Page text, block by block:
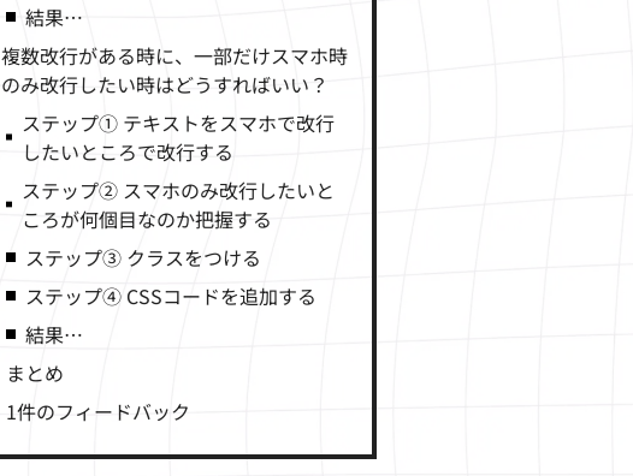
結果…
複数改行がある時に、一部だけスマホ時
のみ改行したい時はどうすればいい？
ステップ① テキストをスマホで改行
したいところで改行する
ステップ② スマホのみ改行したいと
ころが何個目なのか把握する
ステップ③ クラスをつける
ステップ④ CSSコードを追加する
結果…
まとめ
1件のフィードバック